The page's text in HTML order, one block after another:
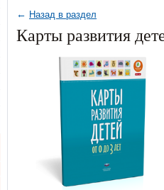
← Назад в раздел
Карты развития